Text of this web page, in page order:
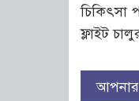
চিকিৎসা
ফ্লাইট